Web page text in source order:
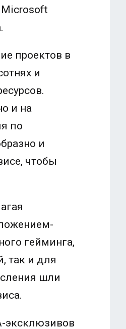
Microsoft
проектов в
и
и на
по
и
чтобы
гейминга,
так и для
шли
эксклюзивов